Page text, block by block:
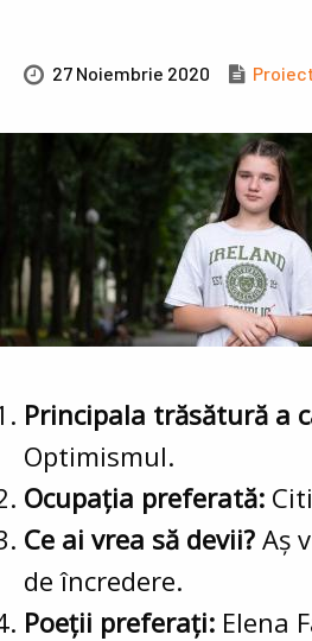
27 Noiembrie 2020
Principala trăsătură a
Optimismul.
Ocupația preferată:
Ce ai vrea să devii? Aș
de încredere.
Poeții preferați: Elena